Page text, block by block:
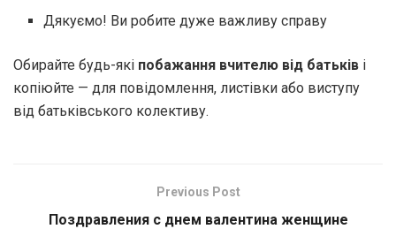
Дякуємо! Ви робите дуже важливу справу
Обирайте будь-які побажання вчителю від батьків і
копіюйте — для повідомлення, листівки або виступу
від батьківського колективу.
Previous Post
Поздравления с днем валентина женщине